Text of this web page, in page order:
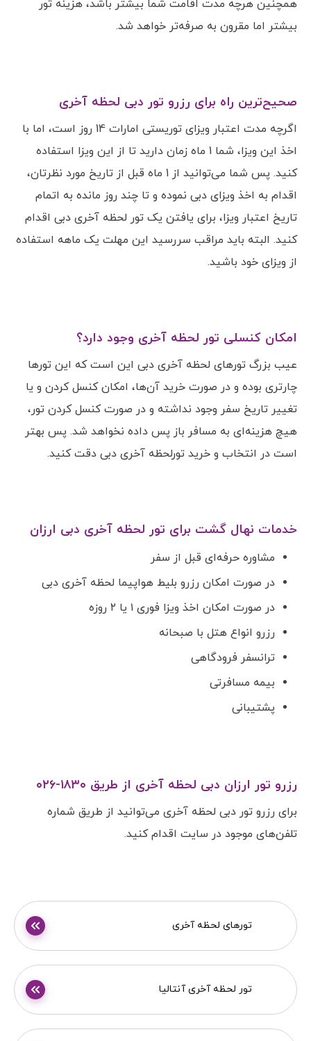
همچنین هرچه مدت اقامت شما بیشتر باشد، هزینه تور
بیشتر اما مقرون به صرفه‌تر خواهد شد.
صحیح‌ترین راه برای رزرو تور دبی لحظه آخری
اگرچه مدت اعتبار ویزای توریستی امارات 14 روز است، اما با
اخذ این ویزا، شما 1 ماه زمان دارید تا از این ویزا استفاده
کنید. پس شما می‌توانید از 1 ماه قبل از تاریخ مورد نظرتان،
اقدام به اخذ ویزای دبی نموده و تا چند روز مانده به اتمام
تاریخ اعتبار ویزا، برای یافتن یک تور لحظه آخری دبی اقدام
کنید. البته باید مراقب سررسید این مهلت یک ماهه استفاده
از ویزای خود باشید.
امکان کنسلی تور لحظه آخری وجود دارد؟
عیب بزرگ تورهای لحظه آخری دبی این است که این تورها
چارتری بوده و در صورت خرید آن‌ها، امکان کنسل کردن و یا
تغییر تاریخ سفر وجود نداشته و در صورت کنسل کردن تور،
هیچ هزینه‌ای به مسافر باز پس داده نخواهد شد. پس بهتر
است در انتخاب و خرید تورلحظه آخری دبی دقت کنید.
خدمات نهال گشت برای تور لحظه آخری دبی ارزان
مشاوره حرفه‌ای قبل از سفر
در صورت امکان رزرو بلیط هواپیما لحظه آخری دبی
در صورت امکان اخذ ویزا فوری ۱ یا ۲ روزه
رزرو انواع هتل با صبحانه
ترانسفر فرودگاهی
بیمه مسافرتی
پشتیبانی
رزرو تور ارزان دبی لحظه آخری از طریق ۱۸۳۰-۰۲۶
برای رزرو تور دبی لحظه آخری می‌توانید از طریق شماره
تلفن‌های موجود در سایت اقدام کنید.
تورهای لحظه آخری
تور لحظه آخری آنتالیا